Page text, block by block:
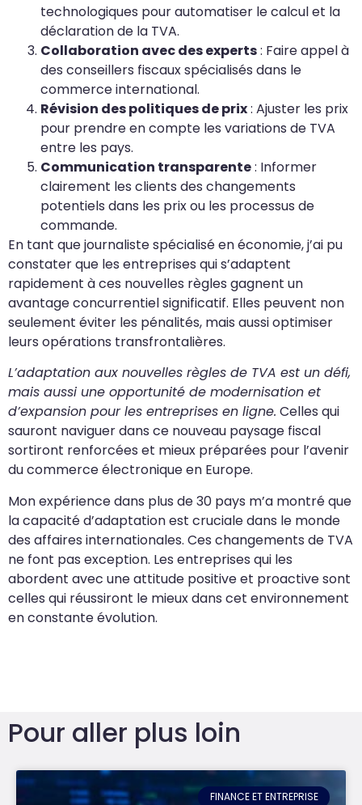
technologiques pour automatiser le calcul et la
déclaration de la TVA.
Collaboration avec des experts: Faire appel à
des conseillers fiscaux spécialisés dans le
commerce international.
Révision des politiques de prix: Ajuster les prix
pour prendre en compte les variations de TVA
entre les pays.
Communication transparente: Informer
clairement les clients des changements
potentiels dans les prix ou les processus de
commande.
En tant que journaliste spécialisé en économie, j’ai pu
constater que les entreprises qui s’adaptent
rapidement à ces nouvelles règles gagnent un
avantage concurrentiel significatif. Elles peuvent non
seulement éviter les pénalités, mais aussi optimiser
leurs opérations transfrontalières.
L’adaptation aux nouvelles règles de TVA est un défi,
mais aussi une opportunité de modernisation et
d’expansion pour les entreprises en ligne. Celles qui
sauront naviguer dans ce nouveau paysage fiscal
sortiront renforcées et mieux préparées pour l’avenir
du commerce électronique en Europe.
Mon expérience dans plus de 30 pays m’a montré que
la capacité d’adaptation est cruciale dans le monde
des affaires internationales. Ces changements de TVA
ne font pas exception. Les entreprises qui les
abordent avec une attitude positive et proactive sont
celles qui réussiront le mieux dans cet environnement
en constante évolution.
Pour aller plus loin
FINANCE ET ENTREPRISE